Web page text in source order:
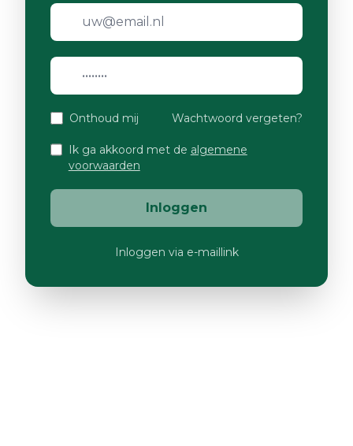
Onthoud mij Wachtwoord vergeten?
Ik ga akkoord met de algemene
voorwaarden
Inloggen
Inloggen via e-maillink